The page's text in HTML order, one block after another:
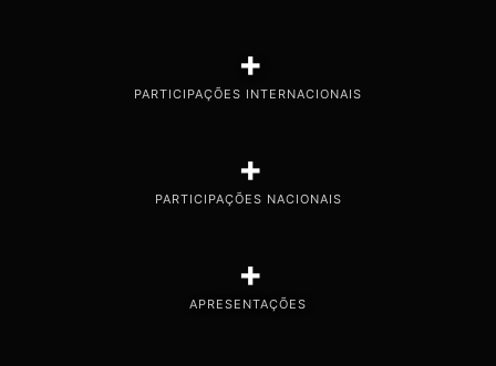
PARTICIPAÇÕES INTERNACIONAIS
+
PARTICIPAÇÕES NACIONAIS
+
APRESENTAÇÕES
+